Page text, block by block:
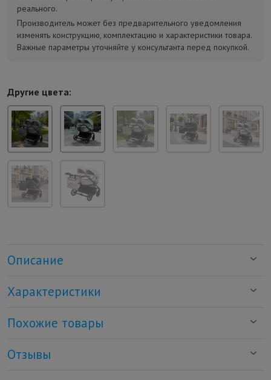
реального.
Производитель может без предварительного уведомления
изменять конструкцию, комплектацию и характеристики товара.
Важные параметры уточняйте у консультанта перед покупкой.
Другие цвета:
Описание
Характеристики
Похожие товары
Отзывы